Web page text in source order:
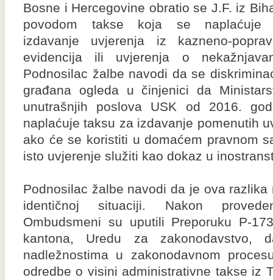
Bosne i Hercegovine obratio se J.F. iz
povodom takse koja se naplaćuje
izdavanje uvjerenja iz kazneno-
evidencija ili uvjerenja o
Podnosilac žalbe navodi da se
građana ogleda u činjenici da
unutrašnjih poslova USK od 2016.
naplaćuje taksu za izdavanje pomenutih
ako će se koristiti u domaćem pravnom
isto uvjerenje služiti kao dokaz u
Podnosilac žalbe navodi da je ova
identičnoj situaciji. Nakon
Ombudsmeni su uputili Preporuku P-
kantona, Uredu za
nadležnostima u zakonodavnom
odredbe o visini administrativne takse iz